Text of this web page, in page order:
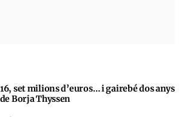
set milions d’euros… i gairebé dos anys
Borja Thyssen